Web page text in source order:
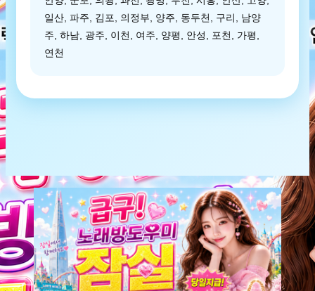
일산, 파주, 김포, 의정부, 양주, 동두천, 구리, 남양
주, 하남, 광주, 이천, 여주, 양평, 안성, 포천, 가평,
연천